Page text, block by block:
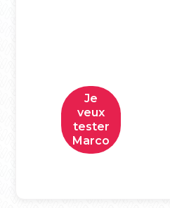
Je
veux
tester
Marco